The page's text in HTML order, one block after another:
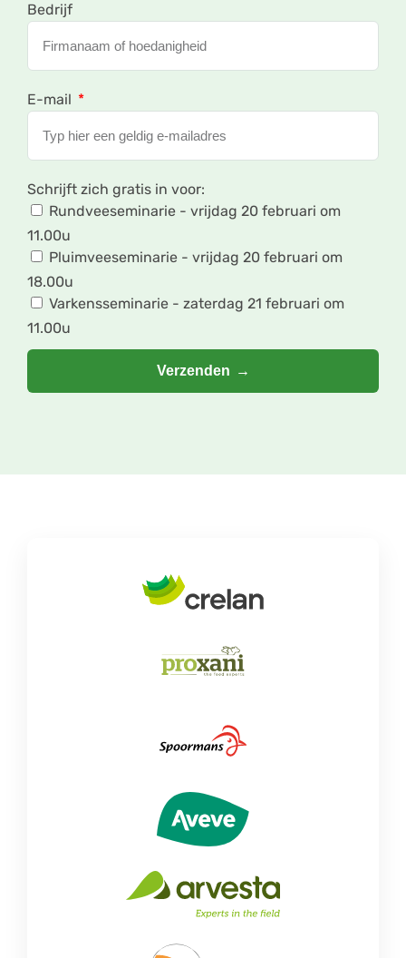
Bedrijf
E-mail
Schrijft zich gratis in voor:
Rundveeseminarie - vrijdag 20 februari om
11.00u
Pluimveeseminarie - vrijdag 20 februari om
18.00u
Varkensseminarie - zaterdag 21 februari om
11.00u
Verzenden